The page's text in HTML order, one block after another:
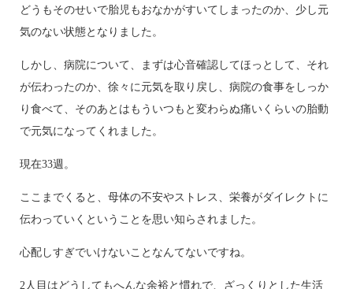
どうもそのせいで胎児もおなかがすいてしまったのか、少し元
気のない状態となりました。
しかし、病院について、まずは心音確認してほっとして、それ
が伝わったのか、徐々に元気を取り戻し、病院の食事をしっか
り食べて、そのあとはもういつもと変わらぬ痛いくらいの胎動
で元気になってくれました。
現在33週。
ここまでくると、母体の不安やストレス、栄養がダイレクトに
伝わっていくということを思い知らされました。
心配しすぎでいけないことなんてないですね。
2人目はどうしてもへんな余裕と慣れで、ざっくりとした生活